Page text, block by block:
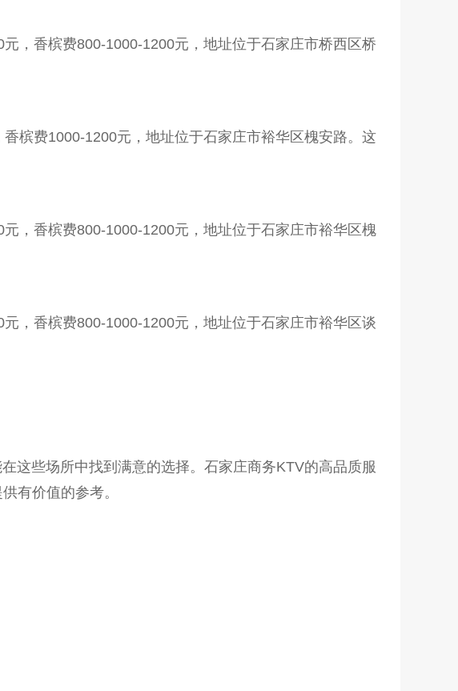
，香槟费800-1000-1200元，地址位于石家庄市桥西区桥
槟费1000-1200元，地址位于石家庄市裕华区槐安路。这
，香槟费800-1000-1200元，地址位于石家庄市裕华区槐
，香槟费800-1000-1200元，地址位于石家庄市裕华区谈
这些场所中找到满意的选择。石家庄商务KTV的高品质服
有价值的参考。